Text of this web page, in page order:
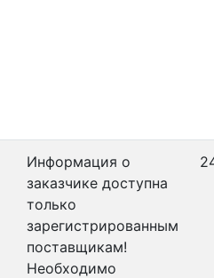
Информация о
заказчике доступна
только
зарегистрированным
поставщикам!
Необходимо